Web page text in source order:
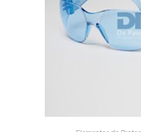
LEER